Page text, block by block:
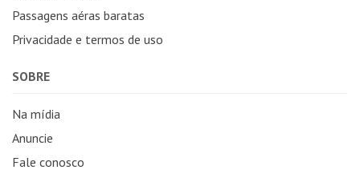
Passagens aéras baratas
Privacidade e termos de uso
SOBRE
Na mídia
Anuncie
Fale conosco